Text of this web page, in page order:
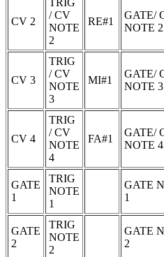
CV 2
TRIG
/ CV
NOTE
2
RE#1
GATE/
NOTE 2
CV 3
TRIG
/ CV
NOTE
3
MI#1
GATE/
NOTE 3
CV 4
TRIG
/ CV
NOTE
4
FA#1
GATE/
NOTE 4
GATE
1
TRIG
NOTE
1
GATE
1
GATE
2
TRIG
NOTE
2
GATE
2